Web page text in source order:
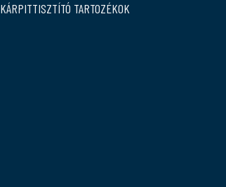
KÁRPITTISZTÍTÓ TARTOZÉKOK